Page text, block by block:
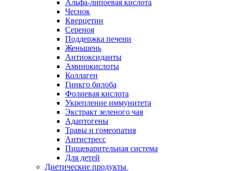
Альфа-липоевая кислота
Чеснок
Кверцетин
Сереноя
Поддержка печени
Женьшень
Антиоксиданты
Аминокислоты
Коллаген
Гинкго билоба
Фолиевая кислота
Укрепление иммунитета
Экстракт зеленого чая
Адаптогены
Травы и гомеопатия
Антистресс
Пищеварительная система
Для детей
Диетические продукты